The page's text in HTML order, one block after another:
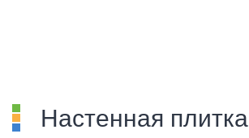
Настенная плитка